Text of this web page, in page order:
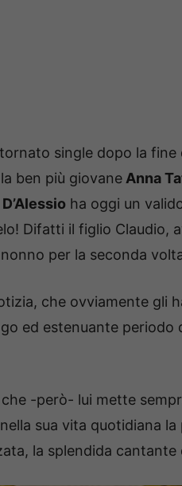
single dopo la
ben più giovane Anna
ha oggi un
Difatti il figlio Claudio,
per la seconda
che ovviamente gli
ed estenuante
-però- lui mette
sua vita quotidiana
la splendida cantante